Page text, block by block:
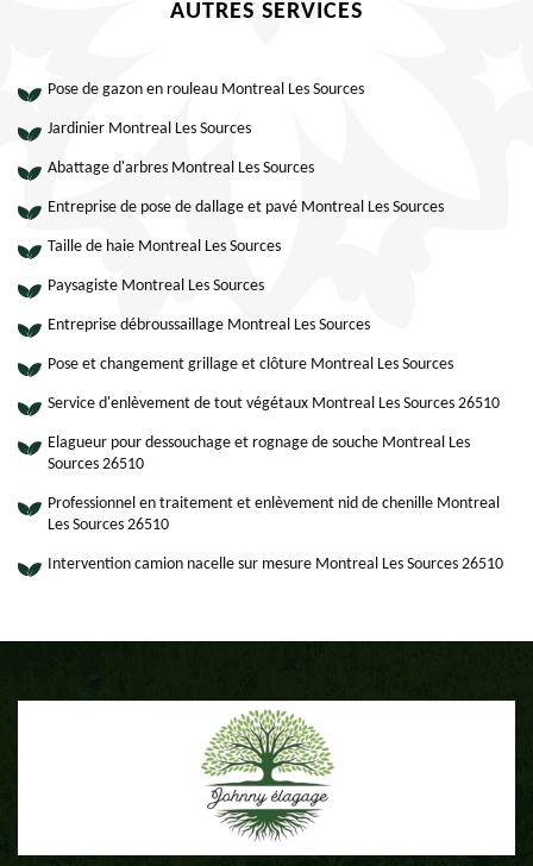
AUTRES SERVICES
Pose de gazon en rouleau Montreal Les Sources
Jardinier Montreal Les Sources
Abattage d'arbres Montreal Les Sources
Entreprise de pose de dallage et pavé Montreal Les Sources
Taille de haie Montreal Les Sources
Paysagiste Montreal Les Sources
Entreprise débroussaillage Montreal Les Sources
Pose et changement grillage et clôture Montreal Les Sources
Service d'enlèvement de tout végétaux Montreal Les Sources 26510
Elagueur pour dessouchage et rognage de souche Montreal Les
Sources 26510
Professionnel en traitement et enlèvement nid de chenille Montreal
Les Sources 26510
Intervention camion nacelle sur mesure Montreal Les Sources 26510